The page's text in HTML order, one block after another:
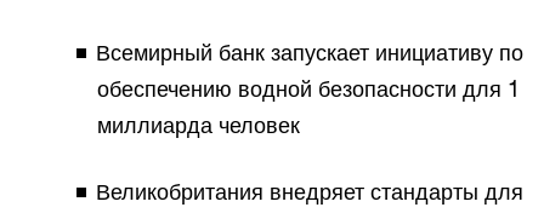
Всемирный банк запускает инициативу по
обеспечению водной безопасности для 1
миллиарда человек
Великобритания внедряет стандарты для